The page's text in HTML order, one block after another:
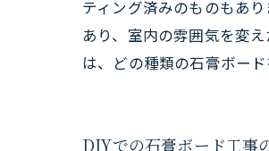
ティング済みのものもあ
あり、室内の雰囲気を変
は、どの種類の石膏ボー
DIYでの石膏ボード工事